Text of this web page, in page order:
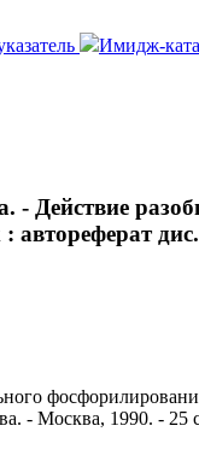
Имидж-
Действие
автореферат
- Москва, 1990. - 25